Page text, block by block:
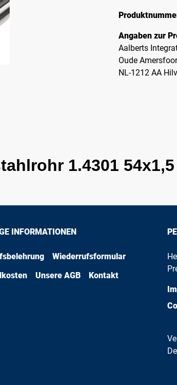
Angaben zur
Aalberts
Oude
NL-1212 AA
1.4301 54x1,5
INFORMATIONEN
Wiederrufsformular
Unsere AGB Kontakt